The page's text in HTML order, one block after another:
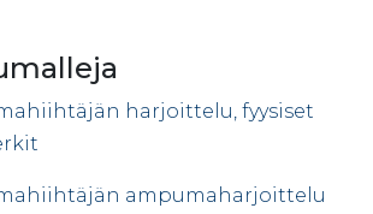
harjoittelu, fyysiset
ampumaharjoittelu